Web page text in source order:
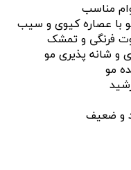
مناسب
با عصاره کیوی و سیب
فرنگی و تمشک
و شانه پذیری مو
مو
و ضعیف